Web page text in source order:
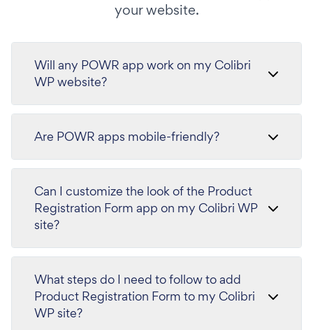
your website.
Will any POWR app work on my Colibri
WP website?
Are POWR apps mobile-friendly?
Can I customize the look of the Product
Registration Form app on my Colibri WP
site?
What steps do I need to follow to add
Product Registration Form to my Colibri
WP site?